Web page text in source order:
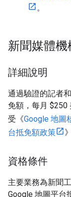
。
新聞媒體機
詳細說明
通過驗證的記者
免額，每月 $250
受《Google 地圖
台抵免額政策
資格條件
主要業務為新聞
Google 地圖平台